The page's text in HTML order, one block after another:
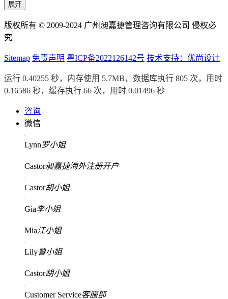
展开
版权所有 © 2009-2024 广州昶嘉捷管理咨询有限公司 侵权必
究
Sitemap 免责声明 粤ICP备2022126142号 技术支持：优尚设计
运行 0.40255 秒，内存使用 5.7MB，数据库执行 805 次，用时
0.16586 秒，缓存执行 66 次，用时 0.01496 秒
咨询
微信
Lynn罗小姐
Castor昶嘉捷海外注册开户
Castor胡小姐
Gia李小姐
Mia江小姐
Lily曾小姐
Castor胡小姐
Customer Service客服部